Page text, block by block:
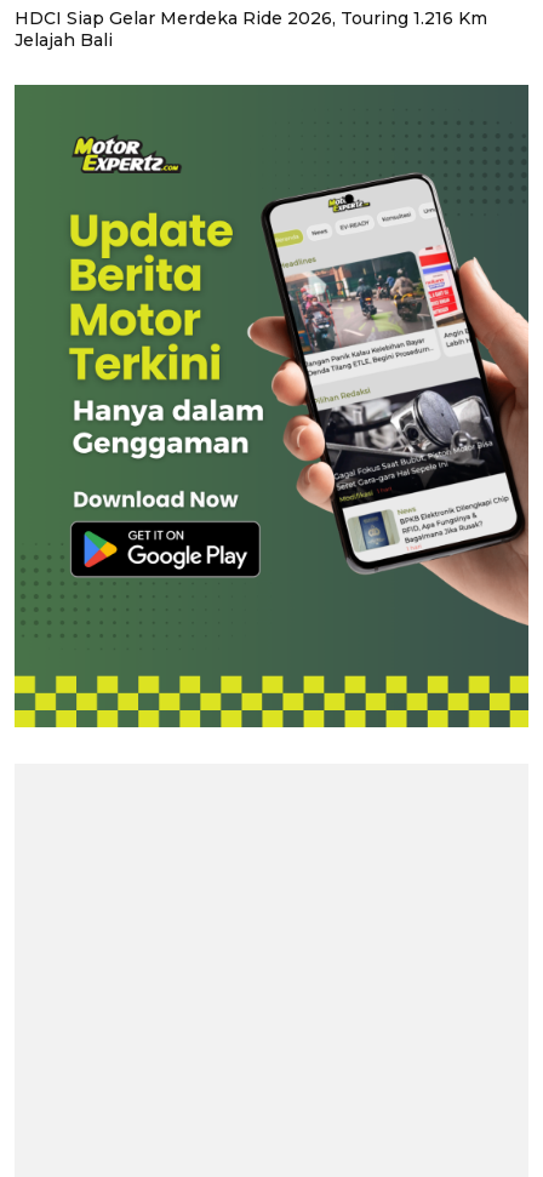
HDCI Siap Gelar Merdeka Ride 2026, Touring 1.216 Km
Jelajah Bali